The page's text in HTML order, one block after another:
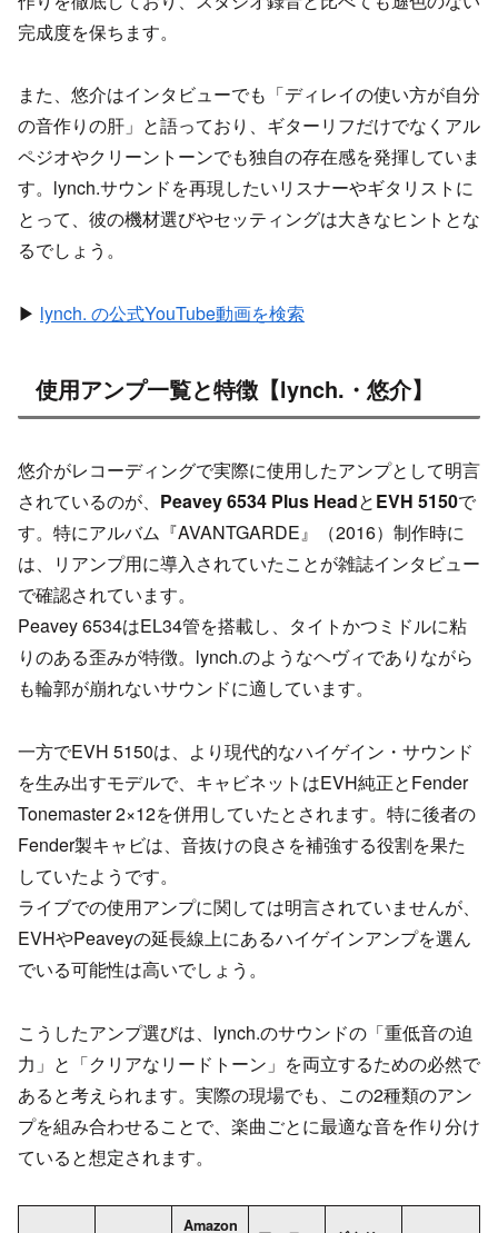
完成度を保ちます。
また、悠介はインタビューでも「ディレイの使い方が自分
の音作りの肝」と語っており、ギターリフだけでなくアル
ペジオやクリーントーンでも独自の存在感を発揮していま
す。lynch.サウンドを再現したいリスナーやギタリストに
とって、彼の機材選びやセッティングは大きなヒントとな
るでしょう。
▶ lynch. の公式YouTube動画を検索
使用アンプ一覧と特徴【lynch.・悠介】
悠介がレコーディングで実際に使用したアンプとして明言
されているのが、 Peavey 6534 Plus HeadとEVH 5150で
す。特にアルバム『AVANTGARDE』（2016）制作時に
は、リアンプ用に導入されていたことが雑誌インタビュー
で確認されています。
Peavey 6534はEL34管を搭載し、タイトかつミドルに粘
りのある歪みが特徴。lynch.のようなヘヴィでありながら
も輪郭が崩れないサウンドに適しています。
一方でEVH 5150は、より現代的なハイゲイン・サウンド
を生み出すモデルで、キャビネットはEVH純正とFender
Tonemaster 2×12を併用していたとされます。特に後者の
Fender製キャビは、音抜けの良さを補強する役割を果た
していたようです。
ライブでの使用アンプに関しては明言されていませんが、
EVHやPeaveyの延長線上にあるハイゲインアンプを選ん
でいる可能性は高いでしょう。
こうしたアンプ選びは、lynch.のサウンドの「重低音の迫
力」と「クリアなリードトーン」を両立するための必然で
あると考えられます。実際の現場でも、この2種類のアン
プを組み合わせることで、楽曲ごとに最適な音を作り分け
ていると想定されます。
Amazon